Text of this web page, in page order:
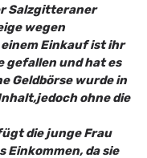
Salzgitteraner
wegen
Einkauf ist ihr
gefallen und hat es
Geldbörse wurde in
ohne die
die junge Frau
Einkommen, da sie